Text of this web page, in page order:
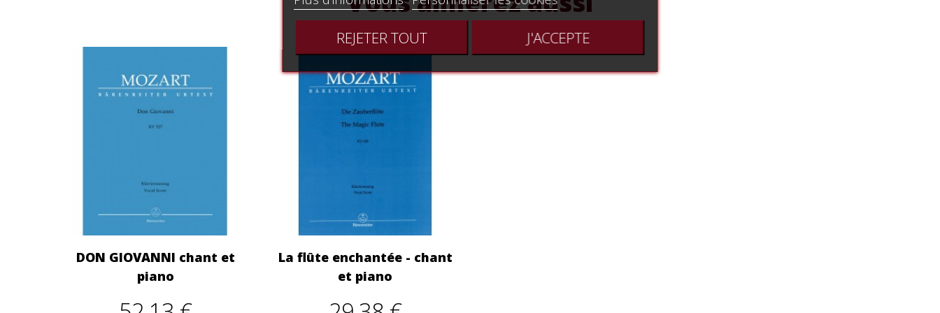
DON GIOVANNI chant et
piano
La flûte enchantée - chant
et piano
REJETER TOUT J'ACCEPTE